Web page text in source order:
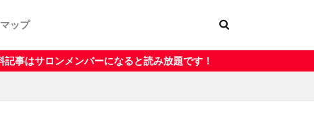
表記
ップ
なると読み放題です！